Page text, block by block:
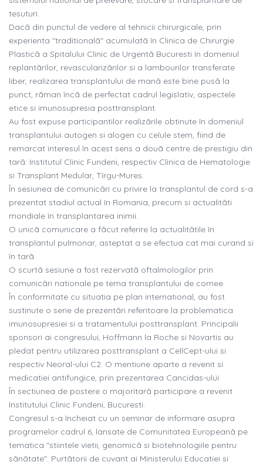
tesuturi.
Dacã din punctul de vedere al tehnicii chirurgicale, prin
experienta "traditionalã" acumulatã în Clinica de Chirurgie
Plasticã a Spitalului Clinic de Urgentã Bucuresti în domeniul
replantãrilor, revascularizãrilor si a lambourilor transferate
liber, realizarea transplantului de manã este bine pusã la
punct, rãman încã de perfectat cadrul legislativ, aspectele
etice si imunosupresia posttransplant.
Au fost expuse participantilor realizãrile obtinute în domeniul
transplantului autogen si alogen cu celule stem, fiind de
remarcat interesul în acest sens a douã centre de prestigiu din
tarã: Institutul Clinic Fundeni, respectiv Clinica de Hematologie
si Transplant Medular, Tîrgu-Mures.
În sesiunea de comunicãri cu privire la transplantul de cord s-a
prezentat stadiul actual în Romania, precum si actualitãti
mondiale în transplantarea inimii.
O unicã comunicare a fãcut referire la actualitãtile în
transplantul pulmonar, asteptat a se efectua cat mai curand si
în tarã.
O scurtã sesiune a fost rezervatã oftalmologilor prin
comunicãri nationale pe tema transplantului de cornee.
În conformitate cu situatia pe plan international, au fost
sustinute o serie de prezentãri referitoare la problematica
imunosupresiei si a tratamentului posttransplant. Principalii
sponsori ai congresului, Hoffmann la Roche si Novartis au
pledat pentru utilizarea posttransplant a CellCept-ului si
respectiv Neoral-ului C2. O mentiune aparte a revenit si
medicatiei antifungice, prin prezentarea Cancidas-ului.
În sectiunea de postere o majoritarã participare a revenit
Institutului Clinic Fundeni, Bucuresti.
Congresul s-a încheiat cu un seminar de informare asupra
programelor cadrul 6, lansate de Comunitatea Europeanã pe
tematica "stiintele vietii, genomicã si biotehnologiile pentru
sãnãtate". Purtãtorii de cuvant ai Ministerului Educatiei si